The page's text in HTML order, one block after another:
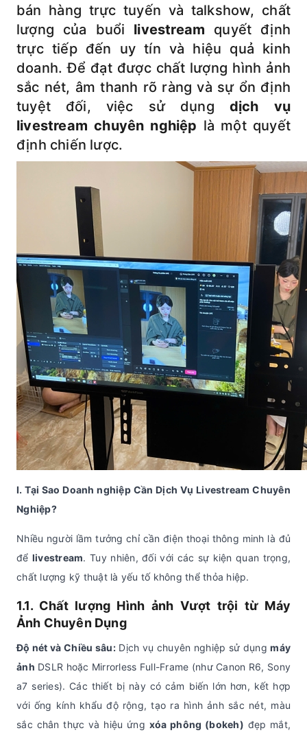
bán hàng trực tuyến và talkshow, chất
lượng của buổi livestream quyết định
trực tiếp đến uy tín và hiệu quả kinh
doanh. Để đạt được chất lượng hình ảnh
sắc nét, âm thanh rõ ràng và sự ổn định
tuyệt đối, việc sử dụng dịch vụ
livestream chuyên nghiệp là một quyết
định chiến lược.
I. Tại Sao Doanh nghiệp Cần Dịch Vụ Livestream Chuyên
Nghiệp?
Nhiều người lầm tưởng chỉ cần điện thoại thông minh là đủ
để livestream. Tuy nhiên, đối với các sự kiện quan trọng,
chất lượng kỹ thuật là yếu tố không thể thỏa hiệp.
1.1. Chất lượng Hình ảnh Vượt trội từ Máy
Ảnh Chuyên Dụng
Độ nét và Chiều sâu:Dịch vụ chuyên nghiệp sử dụngmáy
ảnh DSLR hoặc Mirrorless Full-Frame (như Canon R6, Sony
a7 series). Các thiết bị này có cảm biến lớn hơn, kết hợp
với ống kính khẩu độ rộng, tạo ra hình ảnh sắc nét, màu
sắc chân thực và hiệu ứng xóa phông (bokeh) đẹp mắt,